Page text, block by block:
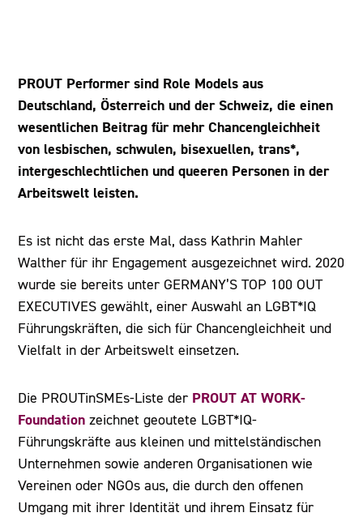
PROUT Performer sind Role Models aus
Deutschland, Österreich und der Schweiz, die einen
wesentlichen Beitrag für mehr Chancengleichheit
von lesbischen, schwulen, bisexuellen, trans*,
intergeschlechtlichen und queeren Personen in der
Arbeitswelt leisten.
Es ist nicht das erste Mal, dass Kathrin Mahler
Walther für ihr Engagement ausgezeichnet wird. 2020
wurde sie bereits unter GERMANY’S TOP 100 OUT
EXECUTIVES gewählt, einer Auswahl an LGBT*IQ
Führungskräften, die sich für Chancengleichheit und
Vielfalt in der Arbeitswelt einsetzen.
Die PROUTinSMEs-Liste der PROUT AT WORK-
Foundation zeichnet geoutete LGBT*IQ-
Führungskräfte aus kleinen und mittelständischen
Unternehmen sowie anderen Organisationen wie
Vereinen oder NGOs aus, die durch den offenen
Umgang mit ihrer Identität und ihrem Einsatz für